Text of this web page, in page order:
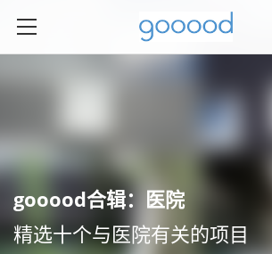
gooood合辑：医院
精选十个与医院有关的项目